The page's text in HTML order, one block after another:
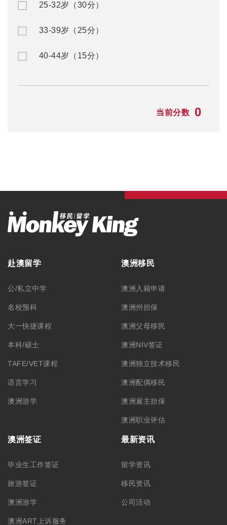
25-32岁（30分）
33-39岁（25分）
40-44岁（15分）
当前分数 0
赴澳留学
公/私立中学
名校预科
大一快捷课程
本科/硕士
TAFE/VET课程
语言学习
澳洲游学
澳洲移民
澳洲入籍申请
澳洲州担保
澳洲父母移民
澳洲NIV签证
澳洲独立技术移民
澳洲配偶移民
澳洲雇主担保
澳洲职业评估
澳洲签证
毕业生工作签证
旅游签证
澳洲游学
澳洲ART上诉服务
最新资讯
留学资讯
移民资讯
公司活动